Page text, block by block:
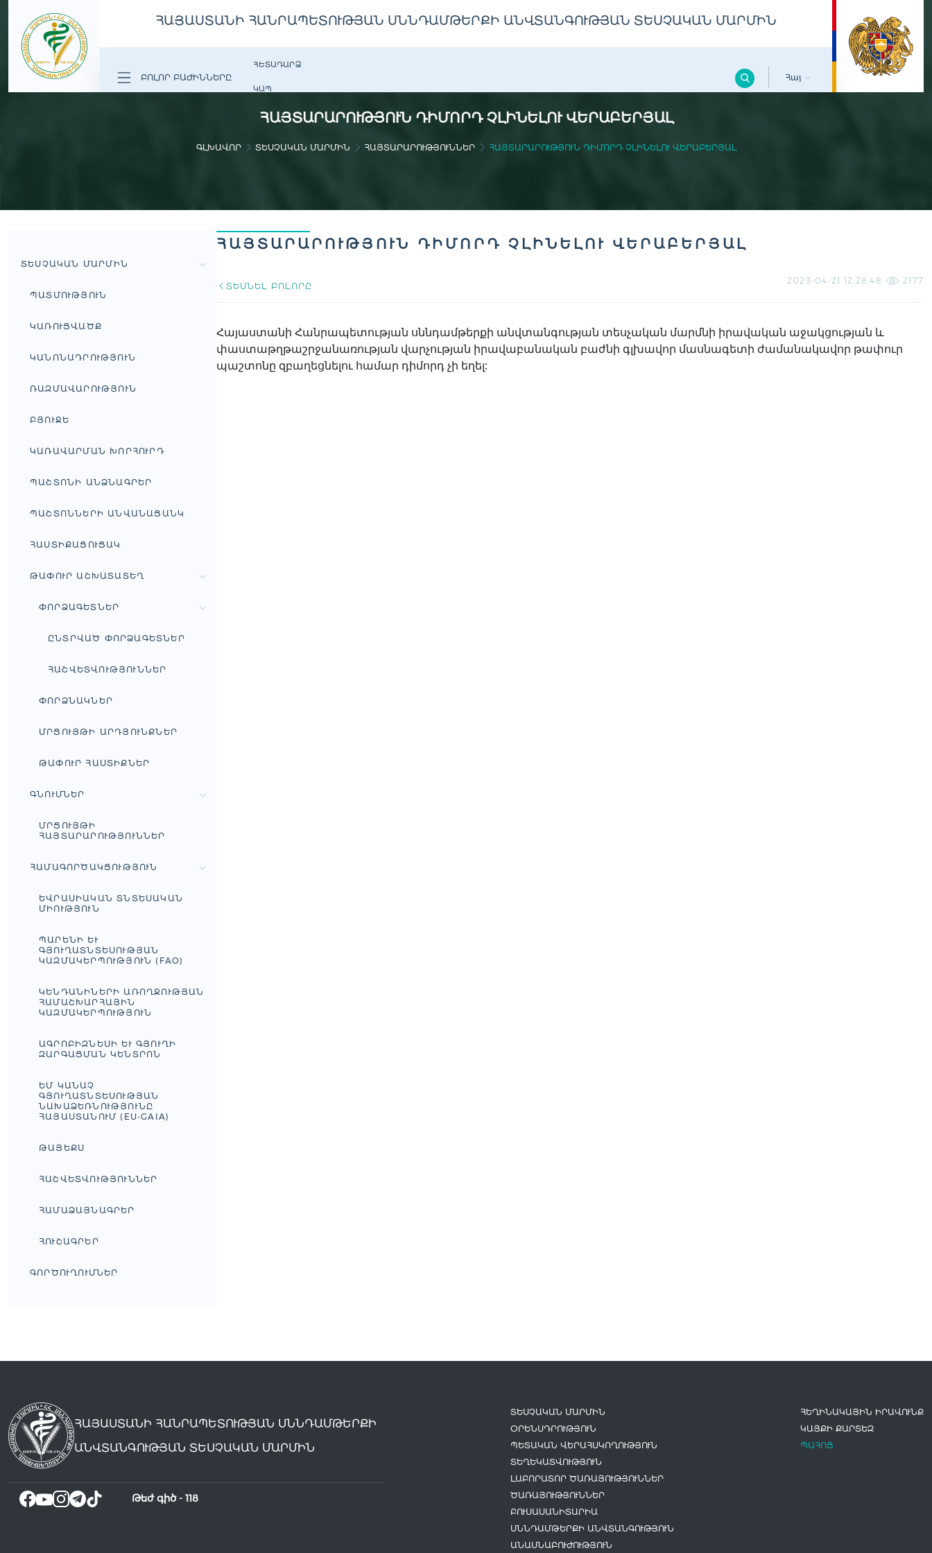
ՀԱՅԱՍՏԱՆԻ ՀԱՆՐԱՊԵՏՈՒԹՅԱՆ ՍՆՆԴԱՄԹԵՐՔԻ ԱՆՎՏԱՆԳՈՒԹՅԱՆ ՏԵՍՉԱԿԱՆ ՄԱՐՄԻՆ
ԲՈԼՈՐ ԲԱԺԻՆՆԵՐԸ
ՀԵՏԱԴԱՐՁ
ԿԱՊ
Հայ
ՀԱՅՏԱՐԱՐՈՒԹՅՈՒՆ ԴԻՄՈՐԴ ՉԼԻՆԵԼՈՒ ՎԵՐԱԲԵՐՅԱԼ
ԳԼԽԱՎՈՐ ՏԵՍՉԱԿԱՆ ՄԱՐՄԻՆ ՀԱՅՏԱՐԱՐՈՒԹՅՈՒՆՆԵՐ ՀԱՅՏԱՐԱՐՈՒԹՅՈՒՆ ԴԻՄՈՐԴ ՉԼԻՆԵԼՈՒ ՎԵՐԱԲԵՐՅԱԼ
ՏԵՍՉԱԿԱՆ ՄԱՐՄԻՆ
ՊԱՏՄՈՒԹՅՈՒՆ
ԿԱՌՈՒՑՎԱԾՔ
ԿԱՆՈՆԱԴՐՈՒԹՅՈՒՆ
ՌԱԶՄԱՎԱՐՈՒԹՅՈՒՆ
ԲՅՈՒՋԵ
ԿԱՌԱՎԱՐՄԱՆ ԽՈՐՀՈՒՐԴ
ՊԱՇՏՈՆԻ ԱՆՁՆԱԳՐԵՐ
ՊԱՇՏՈՆՆԵՐԻ ԱՆՎԱՆԱՑԱՆԿ
ՀԱՍՏԻՔԱՑՈՒՑԱԿ
ԹԱՓՈՒՐ ԱՇԽԱՏԱՏԵՂ
ՓՈՐՁԱԳԵՏՆԵՐ
ԸՆՏՐՎԱԾ ՓՈՐՁԱԳԵՏՆԵՐ
ՀԱՇՎԵՏՎՈՒԹՅՈՒՆՆԵՐ
ՓՈՐՁՆԱԿՆԵՐ
ՄՐՑՈՒՅԹԻ ԱՐԴՅՈՒՆՔՆԵՐ
ԹԱՓՈՒՐ ՀԱՍՏԻՔՆԵՐ
ԳՆՈՒՄՆԵՐ
ՄՐՑՈՒՅԹԻ
ՀԱՅՏԱՐԱՐՈՒԹՅՈՒՆՆԵՐ
ՀԱՄԱԳՈՐԾԱԿՑՈՒԹՅՈՒՆ
ԵՎՐԱՍԻԱԿԱՆ ՏՆՏԵՍԱԿԱՆ
ՄԻՈՒԹՅՈՒՆ
ՊԱՐԵՆԻ ԵՒ Գ
ՅՈՒՂԱՏՆՏԵՍՈՒԹՅԱՆ Կ
ԱԶՄԱԿԵՐՊՈՒԹՅՈՒՆ (FAO)
ԿԵՆԴԱՆԻՆԵՐԻ ԱՌՈՂՋՈՒԹՅԱՆ
ՀԱՄԱՇԽԱՐՀԱՅԻՆ
ԿԱԶՄԱԿԵՐՊՈՒԹՅՈՒՆ
ԱԳՐՈԲԻԶՆԵՍԻ ԵՒ ԳՅՈՒՂԻ Զ
ԱՐԳԱՑՄԱՆ ԿԵՆՏՐՈՆ
ԵՄ ԿԱՆԱՉ
ԳՅՈՒՂԱՏՆՏԵՍՈՒԹՅԱՆ
ՆԱԽԱՁԵՌՆՈՒԹՅՈՒՆԸ
ՀԱՅԱՍՏԱՆՈՒՄ (EU-GAIA)
ԹԱՅԵՔՍ
ՀԱՇՎԵՏՎՈՒԹՅՈՒՆՆԵՐ
ՀԱՄԱՁԱՅՆԱԳՐԵՐ
ՀՈՒՇԱԳՐԵՐ
ԳՈՐԾՈՒՂՈՒՄՆԵՐ
ՀԱՅՏԱՐԱՐՈՒԹՅՈՒՆ ԴԻՄՈՐԴ ՉԼԻՆԵԼՈՒ ՎԵՐԱԲԵՐՅԱԼ
ՏԵՍՆԵԼ ԲՈԼՈՐԸ
2023-04-21 12:28:48 2177
Հայաստանի Հանրապետության սննդամթերքի անվտանգության տեսչական մարմնի իրավական աջակցության և
փաստաթղթաշրջանառության վարչության իրավաբանական բաժնի գլխավոր մասնագետի ժամանակավոր թափուր
պաշտոնը զբաղեցնելու համար դիմորդ չի եղել:
ՀԱՅԱՍՏԱՆԻ ՀԱՆՐԱՊԵՏՈՒԹՅԱՆ ՍՆՆԴԱՄԹԵՐՔԻ
ԱՆՎՏԱՆԳՈՒԹՅԱՆ ՏԵՍՉԱԿԱՆ ՄԱՐՄԻՆ
Թեժ գիծ - 118
ՏԵՍՉԱԿԱՆ ՄԱՐՄԻՆ
ՕՐԵՆՍԴՐՈՒԹՅՈՒՆ
ՊԵՏԱԿԱՆ ՎԵՐԱՀՍԿՈՂՈՒԹՅՈՒՆ
ՏԵՂԵԿԱՏՎՈՒԹՅՈՒՆ
ԼԱԲՈՐԱՏՈՐ ԾԱՌԱՅՈՒԹՅՈՒՆՆԵՐ
ԾԱՌԱՅՈՒԹՅՈՒՆՆԵՐ
ԲՈՒՍԱՍԱՆԻՏԱՐԻԱ
ՍՆՆԴԱՄԹԵՐՔԻ ԱՆՎՏԱՆԳՈՒԹՅՈՒՆ
ԱՆԱՍՆԱԲՈՒԺՈՒԹՅՈՒՆ
ՀԵՂԻՆԱԿԱՅԻՆ ԻՐԱՎՈՒՆՔ
ԿԱՅՔԻ ՔԱՐՏԵԶ
ՊԱՀՈՑ